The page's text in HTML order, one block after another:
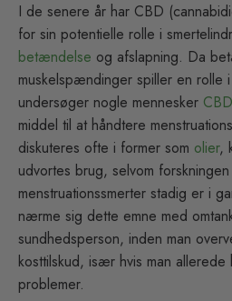
I de senere år har CBD
for sin potentielle rolle i
betændelse og afslapning. Da
muskelspændinger spiller en rolle i
undersøger nogle mennesker CBD
middel til at håndtere
diskuteres ofte i former som olier,
udvortes brug, selvom
menstruationssmerter stadig er i
nærme sig dette emne med
sundhedsperson, inden man
kosttilskud, især hvis man allerede
problemer.